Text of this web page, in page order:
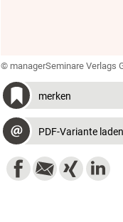
© managerSeminare Verlags
merken
PDF-Variante laden